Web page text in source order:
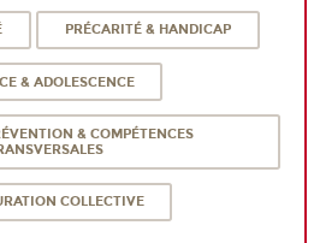
PRÉCARITÉ & HANDICAP
& ADOLESCENCE
& COMPÉTENCES
COLLECTIVE